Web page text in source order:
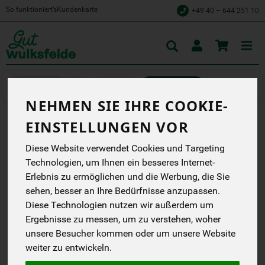
NEHMEN SIE IHRE COOKIE-
EINSTELLUNGEN VOR
Diese Website verwendet Cookies und Targeting
Technologien, um Ihnen ein besseres Internet-
Erlebnis zu ermöglichen und die Werbung, die Sie
sehen, besser an Ihre Bedürfnisse anzupassen.
Diese Technologien nutzen wir außerdem um
Ergebnisse zu messen, um zu verstehen, woher
unsere Besucher kommen oder um unsere Website
weiter zu entwickeln.
So funktioniert’s Kundenkarte +49 40 – 644 251 10
KICHERERBSEN IM GLAS
Schonend verarbeitet,
einfach genießen
NurPuur
DD
NL-BIO-01
2,19 € * / 350 g
Toggle
cart